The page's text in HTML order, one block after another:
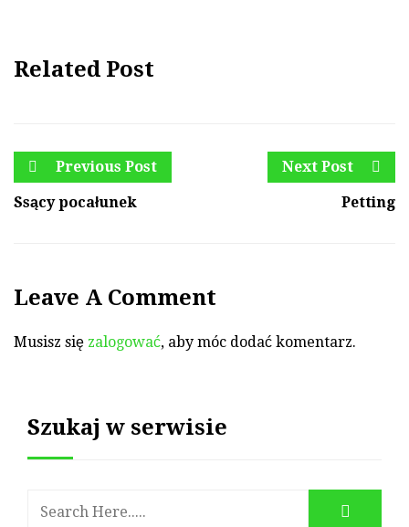
Related Post
Previous Post
Ssący pocałunek
Next Post
Petting
Leave A Comment
Musisz się zalogować, aby móc dodać komentarz.
Szukaj w serwisie